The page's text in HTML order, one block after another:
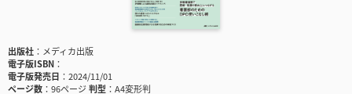
出版社
メディカ出版
電子版ISBN
電子版発売日
2024/11/01
ページ数
96ページ判型
A4変形判